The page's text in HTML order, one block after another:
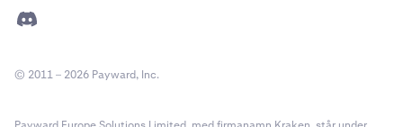
© 2011 – 2026 Payward, Inc.